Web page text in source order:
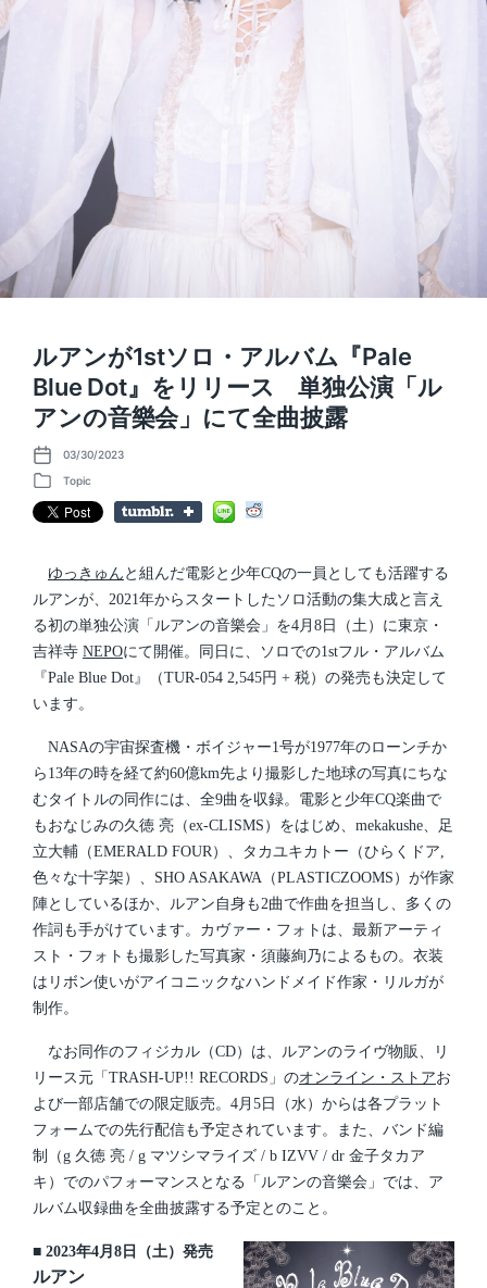
ルアンが1stソロ・アルバム『Pale
Blue Dot』をリリース 単独公演「ル
アンの音樂会」にて全曲披露
P
o
t
d
03/30/2023
P
o
s
n
Topic
ゆっきゅん と組んだ電影と少年CQの一員としても活躍する
ルアンが、2021年からスタートしたソロ活動の集大成と言え
る初の単独公演「ルアンの音樂会」を4月8日（土）に東京・
吉祥寺 NEPOにて開催。同日に、ソロでの1stフル・アルバム
『Pale Blue Dot』（TUR-054 2,545円 + 税）の発売も決定して
います。
NASAの宇宙探査機・ボイジャー1号が1977年のローンチか
ら13年の時を経て約60億km先より撮影した地球の写真にちな
むタイトルの同作には、全9曲を収録。電影と少年CQ楽曲で
もおなじみの久徳 亮（ex-CLISMS）をはじめ、mekakushe、足
立大輔（EMERALD FOUR）、タカユキカトー（ひらくドア,
色々な十字架）、SHO ASAKAWA（PLASTICZOOMS）が作家
陣としているほか、ルアン自身も2曲で作曲を担当し、多くの
作詞も手がけています。カヴァー・フォトは、最新アーティ
スト・フォトも撮影した写真家・須藤絢乃によるもの。衣装
はリボン使いがアイコニックなハンドメイド作家・リルガが
制作。
なお同作のフィジカル（CD）は、ルアンのライヴ物販、リ
リース元「TRASH-UP!! RECORDS」のオンライン・ストアお
よび一部店舗での限定販売。4月5日（水）からは各プラット
フォームでの先行配信も予定されています。また、バンド編
制（g 久徳 亮 / g マツシマライズ / b IZVV / dr 金子タカア
キ）でのパフォーマンスとなる「ルアンの音樂会」では、ア
ルバム収録曲を全曲披露する予定とのこと。
■ 2023年4月8日（土）発売
ルアン